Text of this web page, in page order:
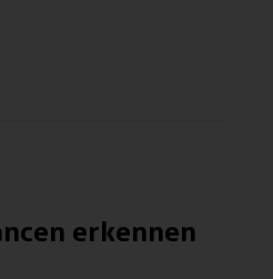
erkennen